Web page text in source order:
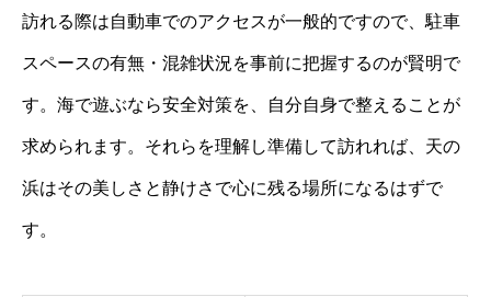
訪れる際は自動車でのアクセスが一般的ですので、駐車
スペースの有無・混雑状況を事前に把握するのが賢明で
す。海で遊ぶなら安全対策を、自分自身で整えることが
求められます。それらを理解し準備して訪れれば、天の
浜はその美しさと静けさで心に残る場所になるはずで
す。